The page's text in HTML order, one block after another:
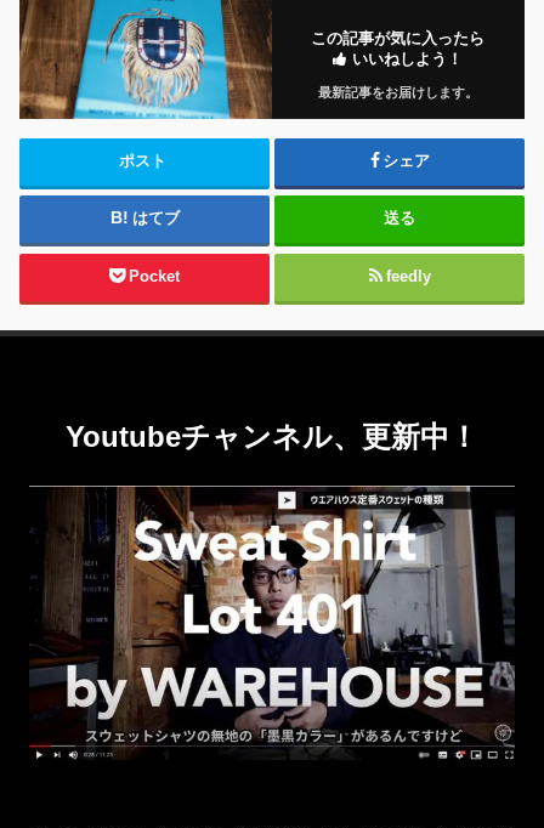
この記事が気に入ったら
いいねしよう！
最新記事をお届けします。
ポスト シェア
はてブ 送る
Pocket feedly
Youtubeチャンネル、更新中！